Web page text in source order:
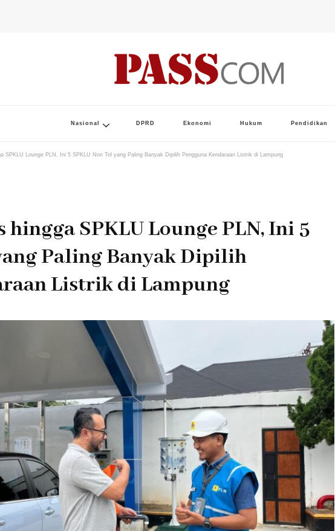
Nasional DPRD Ekonomi Hukum Pendidikan
SPKLU Lounge PLN, Ini 5 SPKLU Non Tol yang Paling Banyak Dipilih Pengguna Kendaraan Listrik di Lampung
SPKLU Lounge PLN, Ini 5
Paling Banyak Dipilih
Listrik di Lampung